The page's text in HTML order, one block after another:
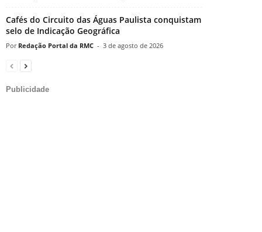
Cafés do Circuito das Águas Paulista conquistam
selo de Indicação Geográfica
Redação Portal da RMC - 3 de agosto de 2026
Publicidade